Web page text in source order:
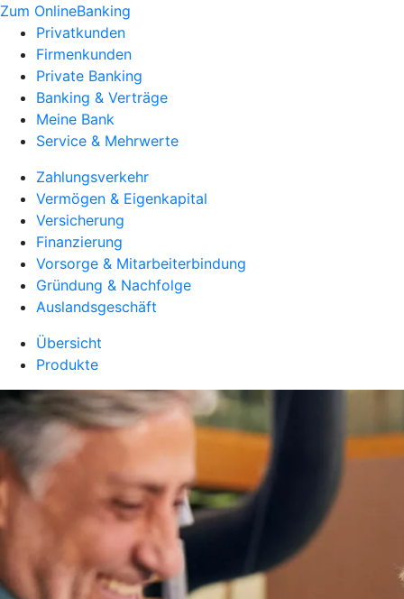
Zum OnlineBanking
Privatkunden
Firmenkunden
Private Banking
Banking & Verträge
Meine Bank
Service & Mehrwerte
Zahlungsverkehr
Vermögen & Eigenkapital
Versicherung
Finanzierung
Vorsorge & Mitarbeiterbindung
Gründung & Nachfolge
Auslandsgeschäft
Übersicht
Produkte